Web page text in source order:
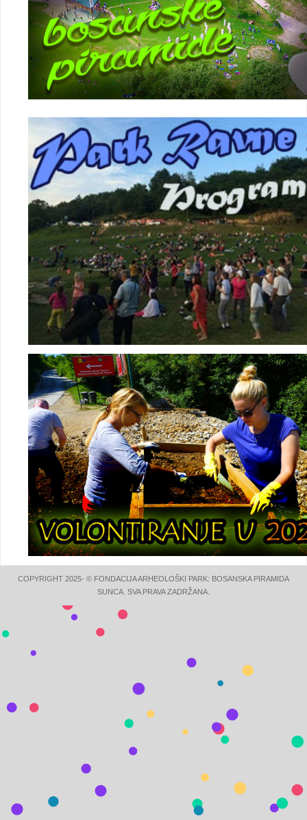
COPYRIGHT 2025- © FONDACIJA ARHEOLOŠKI PARK: BOSANSKA PIRAMIDA
SUNCA. SVA PRAVA ZADRŽANA.